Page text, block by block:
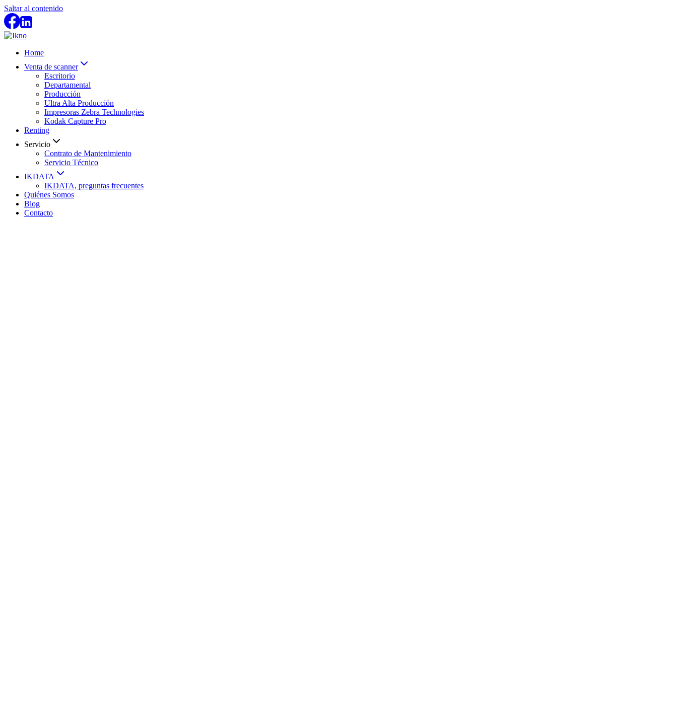
Saltar al contenido
Home
Venta de scanner
Escritorio
Departamental
Producción
Ultra Alta Producción
Impresoras Zebra Technologies
Kodak Capture Pro
Renting
Servicio
Contrato de Mantenimiento
Servicio Técnico
IKDATA
IKDATA, preguntas frecuentes
Quiénes Somos
Blog
Contacto